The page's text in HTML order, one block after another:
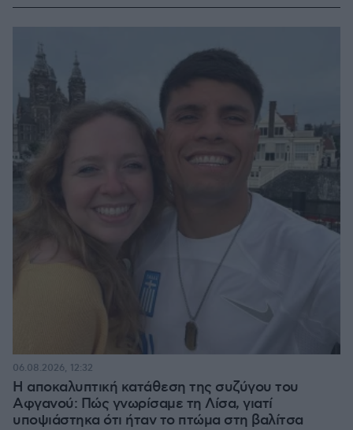
Η αποκαλυπτική κατάθεση της συζύγου του
Αφγανού: Πώς γνωρίσαμε τη Λίσα, γιατί
υποψιάστηκα ότι ήταν το πτώμα στη βαλίτσα
06.08.2026, 12:32